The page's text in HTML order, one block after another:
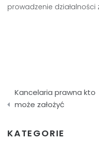
prowadzenie
Nawigacja
wpisu
Kancelaria prawna kto
może założyć
KATEGORIE